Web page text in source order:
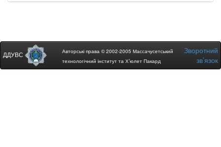
ДДУВС
Авторські права © 2002-2005 Массачусетський
технологічний інститут та Х’юлет Пакард
Зворотний
зв’язок